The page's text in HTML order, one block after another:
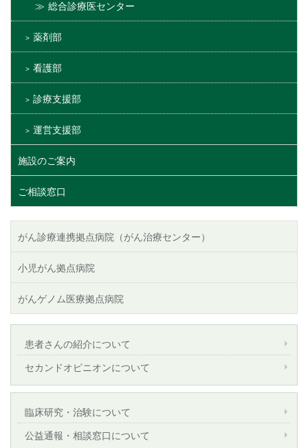
総合診療医センター
薬剤部
看護部
診療支援部
運営支援部
施設のご案内
ご相談窓口
がん診療連携拠点病院（がん治療センター）
小児がん拠点病院
がんゲノム医療拠点病院
患者さんの紹介について
セカンドオピニオンについて
臨床研究・治験について
公益通報・相談窓口について